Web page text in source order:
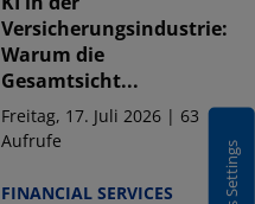
Versicherungsindustrie:
Warum die
Gesamtsicht...
Freitag, 17. Juli 2026 | 63
Aufrufe
FINANCIAL SERVICES